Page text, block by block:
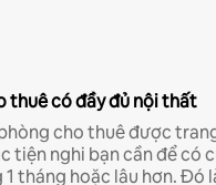
thuê có đầy đủ nội thất
cho thuê được
tiện nghi bạn cần để có
tháng hoặc lâu hơn. Đó